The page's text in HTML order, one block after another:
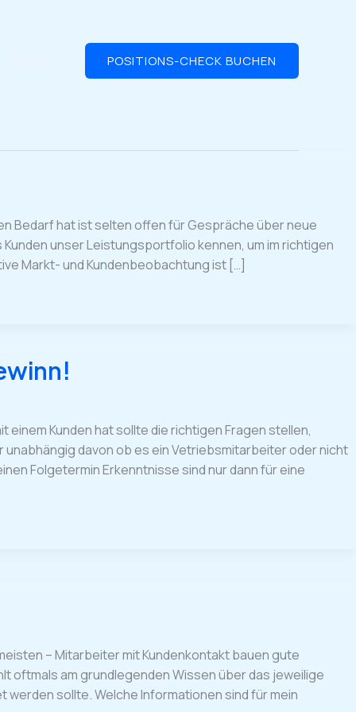
POSITIONS-CHECK BUCHEN
Bedarf hat ist selten offen für Gespräche über neue
unser Leistungsportfolio kennen, um im richtigen
Markt- und Kundenbeobachtung ist […]
einem Kunden hat sollte die richtigen Fragen stellen,
davon ob es ein Vetriebsmitarbeiter oder nicht
Folgetermin Erkenntnisse sind nur dann für eine
– Mitarbeiter mit Kundenkontakt bauen gute
oftmals am grundlegenden Wissen über das jeweilige
sollte. Welche Informationen sind für mein